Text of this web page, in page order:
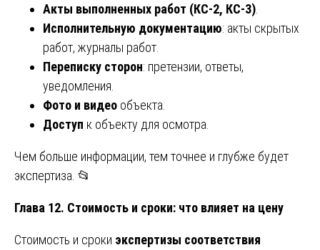
Акты выполненных работ (КС-2, КС-3)
Исполнительную документацию: акты скрытых
работ, журналы работ.
Переписку сторон: претензии, ответы,
уведомления.
Фото и видео объекта.
Доступ к объекту для осмотра.
Чем больше информации, тем точнее и глубже будет
экспертиза. 📂
Глава 12. Стоимость и сроки: что влияет на цену
Стоимость и сроки экспертизы соответствия